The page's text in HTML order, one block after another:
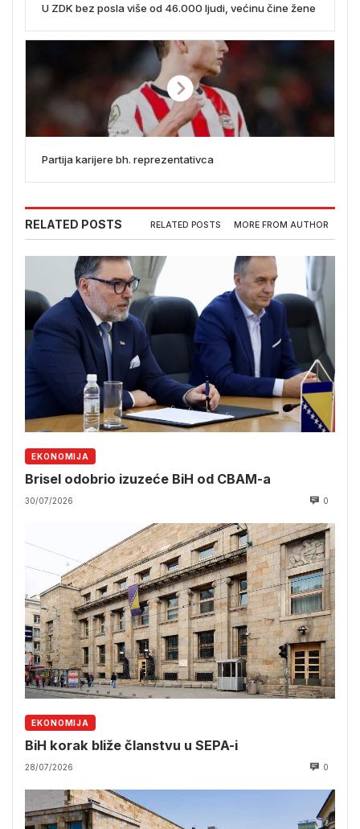
U ZDK bez posla više od 46.000 ljudi, većinu čine žene
Partija karijere bh. reprezentativca
RELATED POSTS RELATED POSTS MORE FROM AUTHOR
EKONOMIJA
Brisel odobrio izuzeće BiH od CBAM-a
30/07/2026 0
EKONOMIJA
BiH korak bliže članstvu u SEPA-i
28/07/2026 0